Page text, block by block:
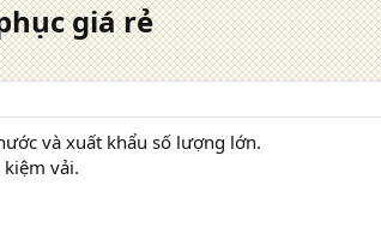
giá rẻ
và xuất khẩu số lượng lớn.
vải.